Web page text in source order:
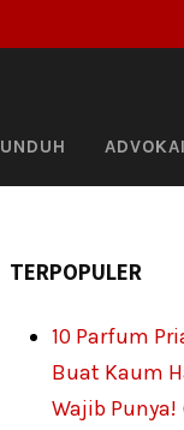
UNDUH
TERPOPULER
10 Parfum
Buat Kaum
Wajib Punya!